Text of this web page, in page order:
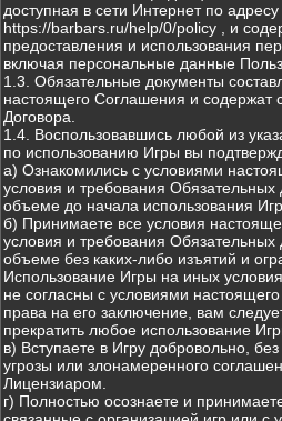
доступная в сети Интернет по адресу
https://barbars.ru/help/0/policy , и
предоставления и использования
включая персональные данные
1.3. Обязательные документы
настоящего Соглашения и содержат
Договора.
1.4. Воспользовавшись любой из
по использованию Игры вы
а) Ознакомились с условиями
условия и требования
объеме до начала использования
б) Принимаете все условия
условия и требования
объеме без каких-либо изъятий и
Использование Игры на иных
не согласны с условиями
права на его заключение, вам
прекратить любое использование
в) Вступаете в Игру добровольно,
угрозы или злонамеренного
Лицензиаром.
г) Полностью осознаете и